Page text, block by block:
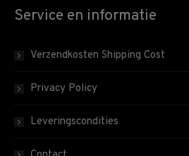
Service en informatie
Verzendkosten Shipping Cost
Privacy Policy
Leveringscondities